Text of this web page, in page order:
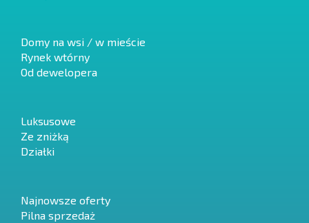
Domy na wsi / w mieście
Rynek wtórny
Od dewelopera
Luksusowe
Ze zniżką
Działki
Najnowsze oferty
Pilna sprzedaż